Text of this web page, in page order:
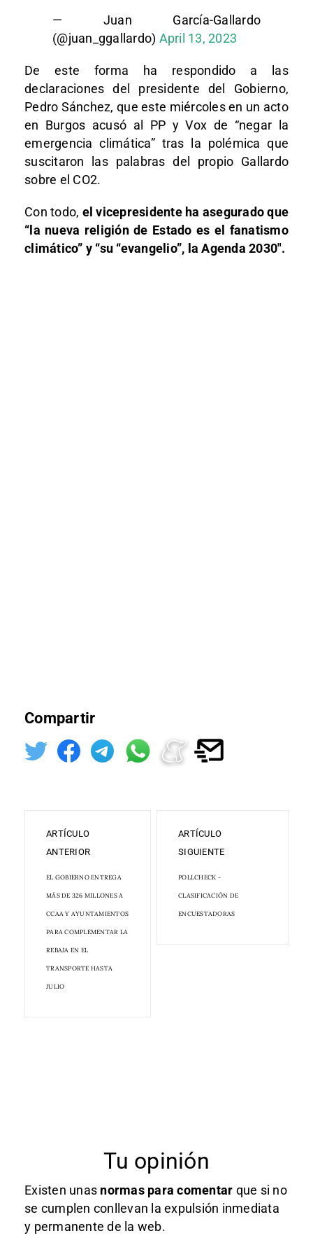
— Juan García-Gallardo
(@juan_ggallardo) April 13, 2023
De este forma ha respondido a las
declaraciones del presidente del Gobierno,
Pedro Sánchez, que este miércoles en un acto
en Burgos acusó al PP y Vox de “negar la
emergencia climática” tras la polémica que
suscitaron las palabras del propio Gallardo
sobre el CO2.
Con todo, el vicepresidente ha asegurado que
“la nueva religión de Estado es el fanatismo
climático” y “su “evangelio”, la Agenda 2030″.
Compartir
ARTÍCULO
ANTERIOR
EL GOBIERNO ENTREGA
MÁS DE 326 MILLONES A
CCAA Y AYUNTAMIENTOS
PARA COMPLEMENTAR LA
REBAJA EN EL
TRANSPORTE HASTA
JULIO
ARTÍCULO
SIGUIENTE
POLLCHECK -
CLASIFICACIÓN DE
ENCUESTADORAS
Tu opinión
Existen unas normas para comentar que si no
se cumplen conllevan la expulsión inmediata
y permanente de la web.